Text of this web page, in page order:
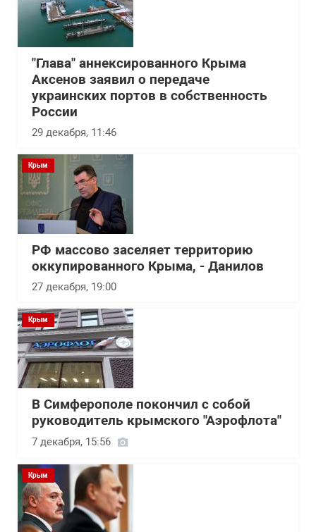
"Глава" аннексированного Крыма
Аксенов заявил о передаче
украинских портов в собственность
России
29 декабря, 11:46
Крым
РФ массово заселяет территорию
оккупированного Крыма, - Данилов
27 декабря, 19:00
Крым
В Симферополе покончил с собой
руководитель крымского "Аэрофлота"
7 декабря, 15:56
Крым